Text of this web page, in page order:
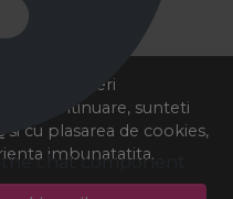
a va oferi
in continuare, sunteti
si cu plasarea de cookies,
imbunatatita.
chat component